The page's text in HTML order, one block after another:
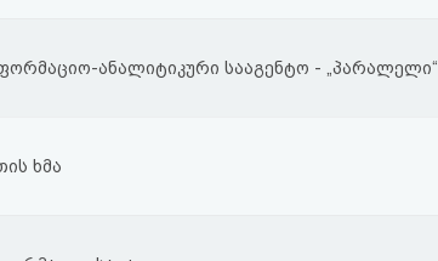
ანალიტიკური სააგენტო - „პარალელი“
ხმა